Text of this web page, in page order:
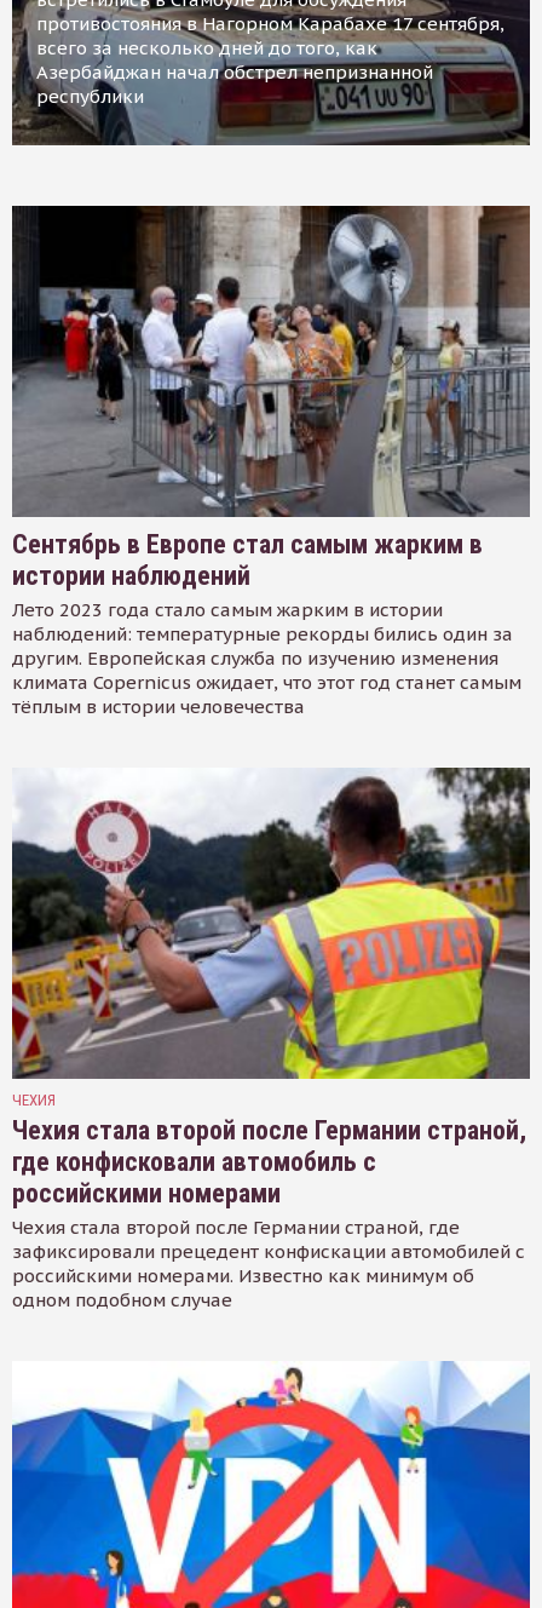
противостояния в Нагорном Карабахе 17 сентября,
всего за несколько дней до того, как
Азербайджан начал обстрел непризнанной
республики
Сентябрь в Европе стал самым жарким в
истории наблюдений
Лето 2023 года стало самым жарким в истории
наблюдений: температурные рекорды бились один за
другим. Европейская служба по изучению изменения
климата Copernicus ожидает, что этот год станет самым
тёплым в истории человечества
ЧЕХИЯ
Чехия стала второй после Германии страной,
где конфисковали автомобиль с
российскими номерами
Чехия стала второй после Германии страной, где
зафиксировали прецедент конфискации автомобилей с
российскими номерами. Известно как минимум об
одном подобном случае